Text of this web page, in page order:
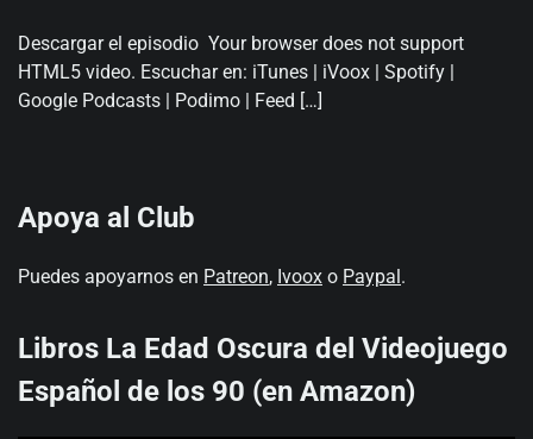
Descargar el episodio Your browser does not support
HTML5 video. Escuchar en: iTunes | iVoox | Spotify |
Google Podcasts | Podimo | Feed […]
Apoya al Club
Puedes apoyarnos en Patreon, Ivoox o Paypal.
Libros La Edad Oscura del Videojuego
Español de los 90 (en Amazon)